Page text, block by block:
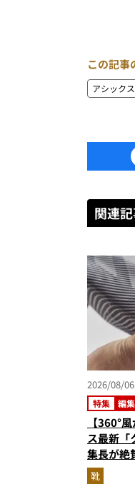
この記事
アシックス
関連
2026/08/
特集
編
で
【360°
ス最新「
集長が絶
級に快適
『コレ買
靴